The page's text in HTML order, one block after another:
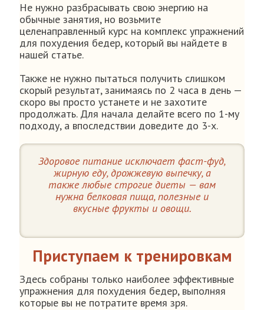
Не нужно разбрасывать свою энергию на
обычные занятия, но возьмите
целенаправленный курс на комплекс упражнений
для похудения бедер, который вы найдете в
нашей статье.
Также не нужно пытаться получить слишком
скорый результат, занимаясь по 2 часа в день —
скоро вы просто устанете и не захотите
продолжать. Для начала делайте всего по 1-му
подходу, а впоследствии доведите до 3-х.
Здоровое питание исключает фаст-фуд,
жирную еду, дрожжевую выпечку, а
также любые строгие диеты — вам
нужна белковая пища, полезные и
вкусные фрукты и овощи.
Приступаем к тренировкам
Здесь собраны только наиболее эффективные
упражнения для похудения бедер, выполняя
которые вы не потратите время зря.